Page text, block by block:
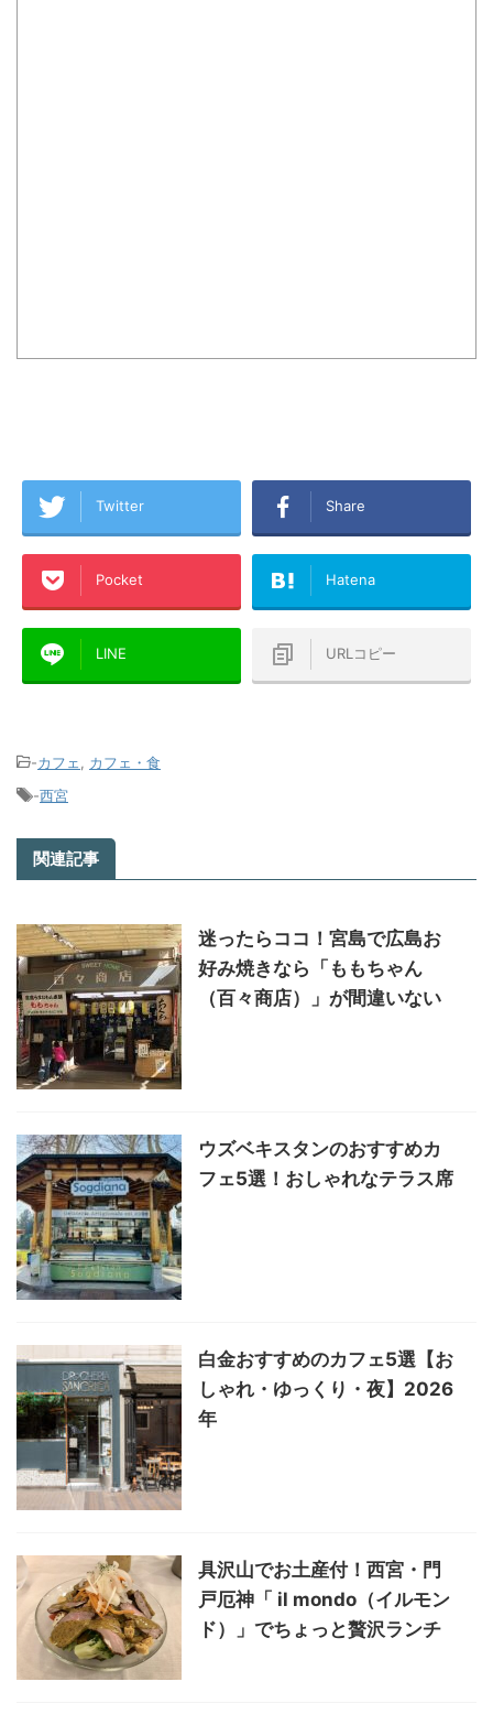
Twitter Share
Pocket Hatena
LINE URLコピー
-カフェ
カフェ・食
-西宮
関連記事
迷ったらココ！宮島で広島お
好み焼きなら「ももちゃん
（百々商店）」が間違いない
ウズベキスタンのおすすめカ
フェ5選！おしゃれなテラス席
白金おすすめのカフェ5選【お
しゃれ・ゆっくり・夜】2026
年
具沢山でお土産付！西宮・門
戸厄神「 il mondo（イルモン
ド）」でちょっと贅沢ランチ